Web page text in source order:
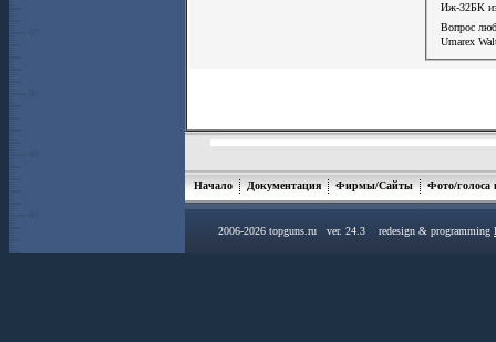
Иж-32БК из
Вопрос
Umarex
Начало Документация Фирмы/Сайты Фото/голоса
2006-2026 topguns.ru ver. 24.3 redesign & programming